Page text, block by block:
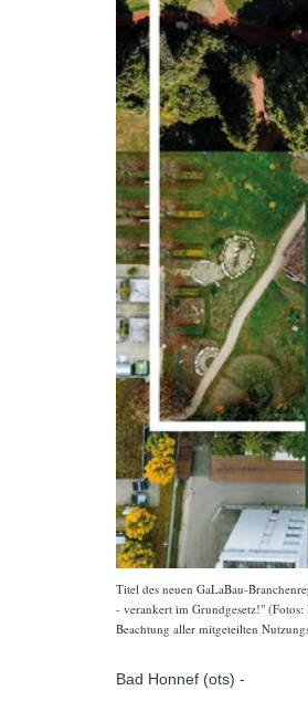
Titel des neuen GaLaBau-
- verankert im Grundgesetz!"
Beachtung aller mitgeteilten
Bad Honnef (ots) -